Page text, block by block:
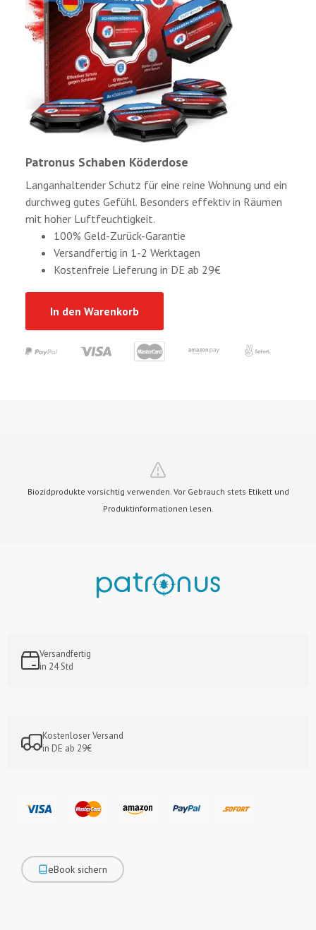
Patronus Schaben Köderdose
Langanhaltender Schutz für eine reine Wohnung und ein
durchweg gutes Gefühl. Besonders effektiv in Räumen
mit hoher Luftfeuchtigkeit.
100% Geld-Zurück-Garantie
Versandfertig in 1-2 Werktagen
Kostenfreie Lieferung in DE ab 29€
In den Warenkorb
Versandfertig
in 24 Std
Kostenloser Versand
in DE ab 29€
eBook sichern
Biozidprodukte vorsichtig verwenden. Vor Gebrauch stets Etikett und
Produktinformationen lesen.